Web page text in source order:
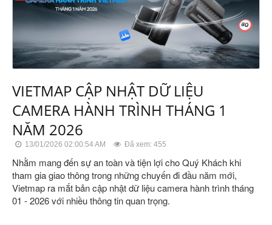
VIETMAP CẬP NHẬT DỮ LIỆU
CAMERA HÀNH TRÌNH THÁNG 1
NĂM 2026
13/01/2026 02:00:54 AM Đã xem: 455
Nhằm mang đến sự an toàn và tiện lợi cho Quý Khách khi
tham gia giao thông trong những chuyến đi đầu năm mới,
Vietmap ra mắt bản cập nhật dữ liệu camera hành trình tháng
01 - 2026 với nhiều thông tin quan trọng.